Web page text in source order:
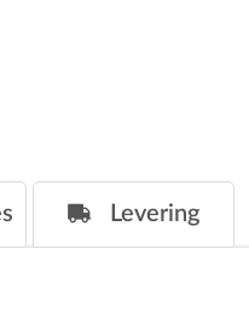
Levering